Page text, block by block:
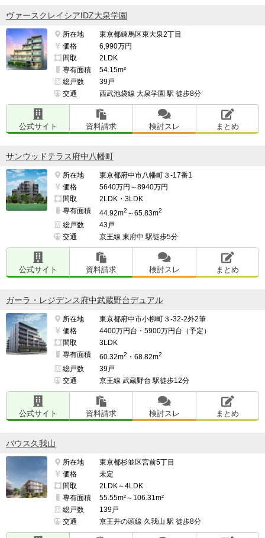
ヴァースクレイシアIDZ大泉学園
所在地
東京都練馬区東大泉2丁目
価格
6,990万円
間取
2LDK
専有面積
54.15m²
総戸数
39戸
交通
西武池袋線 大泉学園 駅 徒歩8分
公式サイト 資料請求 検討スレ まとめ
サンウッドテラス府中八幡町
所在地
東京都府中市八幡町３-17番1
価格
5640万円～8940万円
間取
2LDK・3LDK
専有面積
44.92m2 ～65.83m2
総戸数
43戸
交通
京王線 東府中 駅徒歩5分
公式サイト 資料請求 検討スレ まとめ
ガーラ・レジデンス府中武蔵野台デュアル
所在地
東京都府中市小柳町３-32-2外2筆
価格
4400万円台・5900万円台（予定）
間取
3LDK
専有面積
60.32m2 ・68.82m2
総戸数
39戸
交通
京王線 武蔵野台 駅徒歩12分
公式サイト 資料請求 検討スレ まとめ
バウス久我山
所在地
東京都杉並区宮前5丁目
価格
未定
間取
2LDK～4LDK
専有面積
55.55m²～106.31m²
総戸数
139戸
交通
京王井の頭線 久我山 駅 徒歩8分